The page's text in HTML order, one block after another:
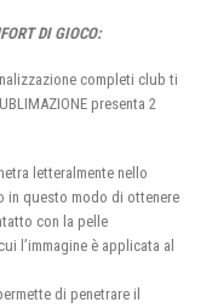
DI GIOCO:
completi club ti
presenta 2
letteralmente nello
in questo modo di ottenere
con la pelle
l’immagine è applicata al
di penetrare il